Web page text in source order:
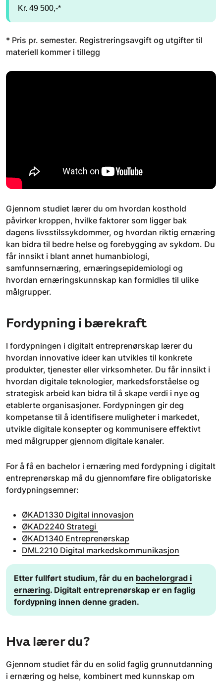
Kr. 49 500,-*
* Pris pr. semester. Registreringsavgift og utgifter til
materiell kommer i tillegg
Gjennom studiet lærer du om hvordan kosthold
påvirker kroppen, hvilke faktorer som ligger bak
dagens livsstilssykdommer, og hvordan riktig ernæring
kan bidra til bedre helse og forebygging av sykdom. Du
får innsikt i blant annet humanbiologi,
samfunnsernæring, ernæringsepidemiologi og
hvordan ernæringskunnskap kan formidles til ulike
målgrupper.
Fordypning i bærekraft
I fordypningen i digitalt entreprenørskap lærer du
hvordan innovative ideer kan utvikles til konkrete
produkter, tjenester eller virksomheter. Du får innsikt i
hvordan digitale teknologier, markedsforståelse og
strategisk arbeid kan bidra til å skape verdi i nye og
etablerte organisasjoner. Fordypningen gir deg
kompetanse til å identifisere muligheter i markedet,
utvikle digitale konsepter og kommunisere effektivt
med målgrupper gjennom digitale kanaler.
For å få en bachelor i ernæring med fordypning i digitalt
entreprenørskap må du gjennomføre fire obligatoriske
fordypningsemner:
ØKAD1330 Digital innovasjon
ØKAD2240 Strategi
ØKAD1340 Entreprenørskap
DML2210 Digital markedskommunikasjon
​Etter fullført studium, får du en bachelorgrad i
ernæring. Digitalt entreprenørskap er en faglig
fordypning innen denne graden.
Hva lærer du?
Gjennom studiet får du en solid faglig grunnutdanning
i ernæring og helse, kombinert med kunnskap om